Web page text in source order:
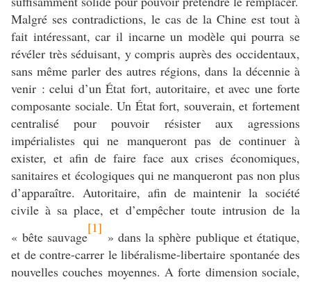
Malgré ses contradictions, le cas de la Chine est tout à
fait intéressant, car il incarne un modèle qui pourra se
révéler très séduisant, y compris auprès des occidentaux,
sans même parler des autres régions, dans la décennie à
venir : celui d’un État fort, autoritaire, et avec une forte
composante sociale. Un État fort, souverain, et fortement
centralisé pour pouvoir résister aux agressions
impérialistes qui ne manqueront pas de continuer à
exister, et afin de faire face aux crises économiques,
sanitaires et écologiques qui ne manqueront pas non plus
d’apparaître. Autoritaire, afin de maintenir la société
civile à sa place, et d’empêcher toute intrusion de la
« bête sauvage
[1]
» dans la sphère publique et étatique,
et de contre-carrer le libéralisme-libertaire spontanée des
nouvelles couches moyennes. A forte dimension sociale,